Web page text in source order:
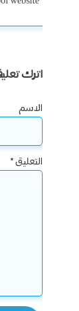
اترك
الاسم
التعليق*